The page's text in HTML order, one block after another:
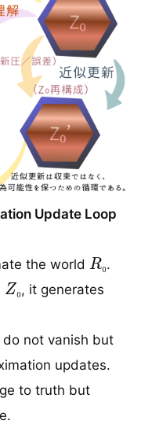
Update Loop
the world
₀
R₀
.
₀
Z₀
, it generates
do not vanish but
updates.
to truth but